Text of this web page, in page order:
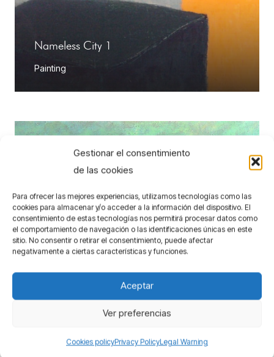
Gestionar el consentimiento
de las cookies
Para ofrecer las mejores experiencias, utilizamos tecnologías como las
cookies para almacenar y/o acceder a la información del dispositivo. El
consentimiento de estas tecnologías nos permitirá procesar datos como
el comportamiento de navegación o las identificaciones únicas en este
sitio. No consentir o retirar el consentimiento, puede afectar
negativamente a ciertas características y funciones.
Aceptar
Ver preferencias
Cookies policyPrivacy PolicyLegal Warning
Nameless City 1
Painting
Nameless City 2